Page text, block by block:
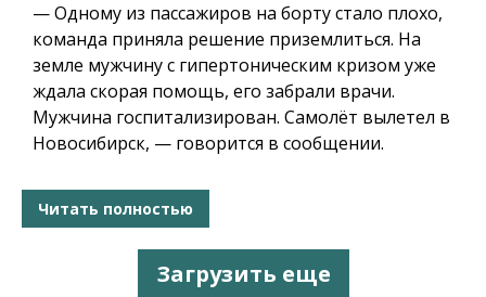
— Одному из пассажиров на борту стало плохо,
команда приняла решение приземлиться. На
земле мужчину с гипертоническим кризом уже
ждала скорая помощь, его забрали врачи.
Мужчина госпитализирован. Самолёт вылетел в
Новосибирск, — говорится в сообщении.
Читать полностью
Загрузить еще